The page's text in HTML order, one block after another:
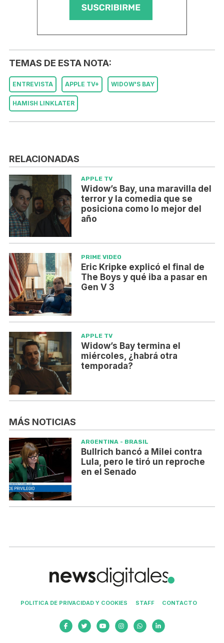
TEMAS DE ESTA NOTA:
ENTREVISTA APPLE TV+ WIDOW'S BAY
HAMISH LINKLATER
RELACIONADAS
APPLE TV
Widow’s Bay, una maravilla del
terror y la comedia que se
posiciona como lo mejor del
año
PRIME VIDEO
Eric Kripke explicó el final de
The Boys y qué iba a pasar en
Gen V 3
APPLE TV
Widow’s Bay termina el
miércoles, ¿habrá otra
temporada?
MÁS NOTICIAS
ARGENTINA - BRASIL
Bullrich bancó a Milei contra
Lula, pero le tiró un reproche
en el Senado
POLITICA DE PRIVACIDAD Y COOKIES STAFF CONTACTO